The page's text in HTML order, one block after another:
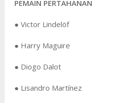
PEMAIN PERTAHANAN
● Victor Lindelöf
● Harry Maguire
● Diogo Dalot
● Lisandro Martínez